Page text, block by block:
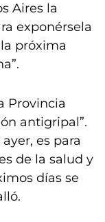
Aires la
exponérsela
próxima
Provincia
antigripal”.
es para
de la salud y
días se